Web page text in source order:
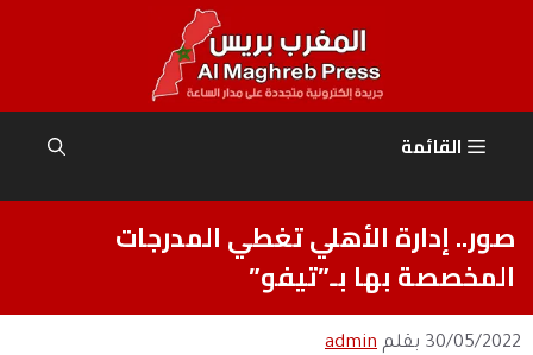
القائمة
صور.. إدارة الأهلي تغطي المدرجات
المخصصة بها بـ”تيفو”
30/05/2022 بقلم admin